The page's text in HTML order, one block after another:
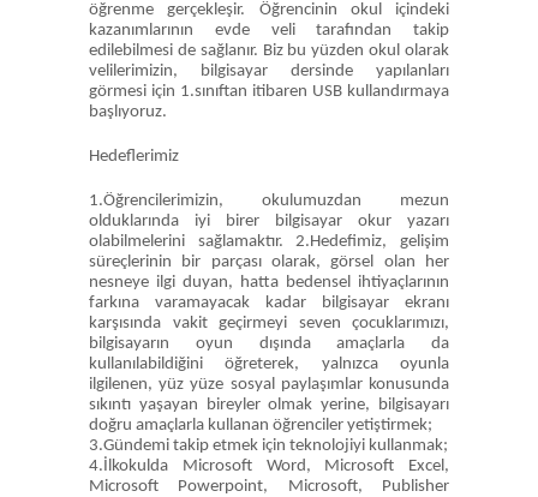
öğrenme gerçekleşir. Öğrencinin okul içindeki
kazanımlarının evde veli tarafından takip
edilebilmesi de sağlanır. Biz bu yüzden okul olarak
velilerimizin, bilgisayar dersinde yapılanları
görmesi için 1.sınıftan itibaren USB kullandırmaya
başlıyoruz.
Hedeflerimiz
1.Öğrencilerimizin, okulumuzdan mezun
olduklarında iyi birer bilgisayar okur yazarı
olabilmelerini sağlamaktır. 2.Hedefimiz, gelişim
süreçlerinin bir parçası olarak, görsel olan her
nesneye ilgi duyan, hatta bedensel ihtiyaçlarının
farkına varamayacak kadar bilgisayar ekranı
karşısında vakit geçirmeyi seven çocuklarımızı,
bilgisayarın oyun dışında amaçlarla da
kullanılabildiğini öğreterek, yalnızca oyunla
ilgilenen, yüz yüze sosyal paylaşımlar konusunda
sıkıntı yaşayan bireyler olmak yerine, bilgisayarı
doğru amaçlarla kullanan öğrenciler yetiştirmek;
3.Gündemi takip etmek için teknolojiyi kullanmak;
4.İlkokulda Microsoft Word, Microsoft Excel,
Microsoft Powerpoint, Microsoft, Publisher